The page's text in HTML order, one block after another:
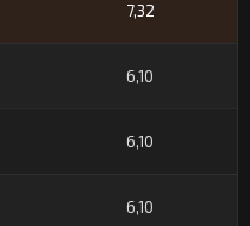
7,32
6,10
6,10
6,10